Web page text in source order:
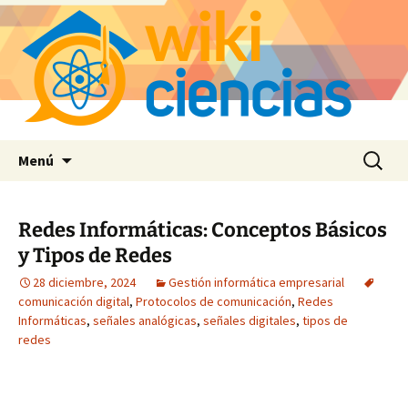
Menú Buscar:
Redes Informáticas: Conceptos Básicos
y Tipos de Redes
28 diciembre, 2024
Gestión informática empresarial
comunicación digital, Protocolos de comunicación, Redes
Informáticas, señales analógicas, señales digitales, tipos de
redes